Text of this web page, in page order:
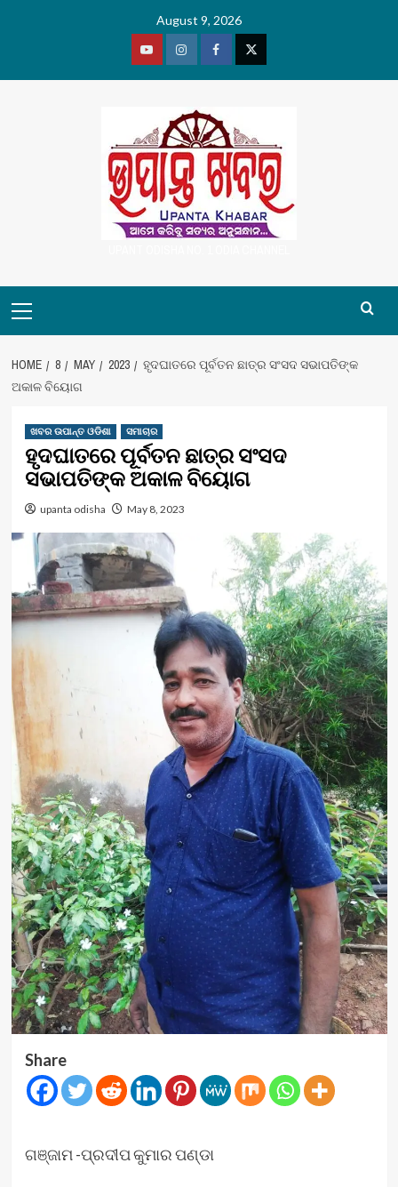
August 9, 2026
YoutubeVimeoFacebookTwitter
Menu
HOME 8 MAY 2023
ହୃଦଘାତରେ ପୂର୍ବତନ ଛାତ୍ର ସଂସଦ ସଭାପତିଙ୍କ
ଅକାଳ ବିୟୋଗ
ଖବର ଉପାନ୍ତ ଓଡିଶା ସମାଚାର
ହୃଦଘାତରେ ପୂର୍ବତନ ଛାତ୍ର ସଂସଦ
ସଭାପତିଙ୍କ ଅକାଳ ବିୟୋଗ
upanta odisha May 8, 2023
Share
ଗଞ୍ଜାମ -ପ୍ରଦୀପ କୁମାର ପଣ୍ଡା